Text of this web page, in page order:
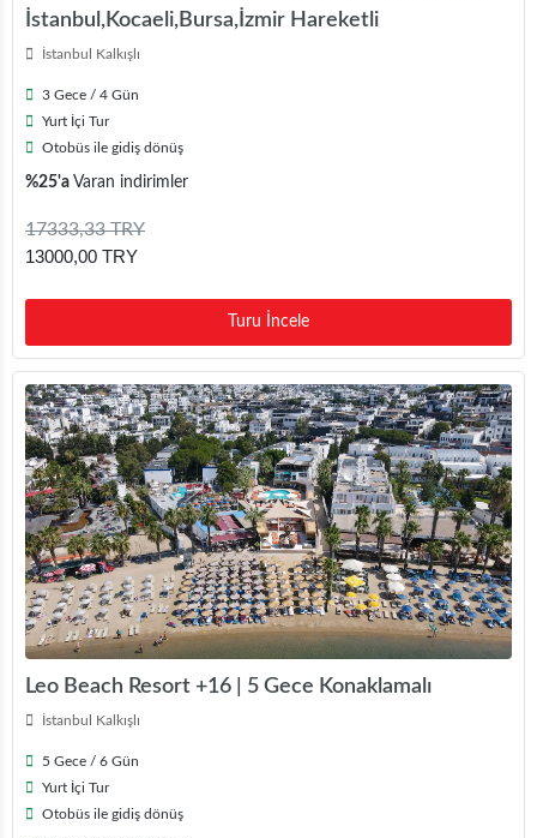
İstanbul,Kocaeli,Bursa,İzmir Hareketli
İstanbul Kalkışlı
3 Gece / 4 Gün
Yurt İçi Tur
Otobüs ile gidiş dönüş
%25'a Varan indirimler
17333,33 TRY
13000,00 TRY
Turu İncele
Leo Beach Resort +16 | 5 Gece Konaklamalı
İstanbul Kalkışlı
5 Gece / 6 Gün
Yurt İçi Tur
Otobüs ile gidiş dönüş